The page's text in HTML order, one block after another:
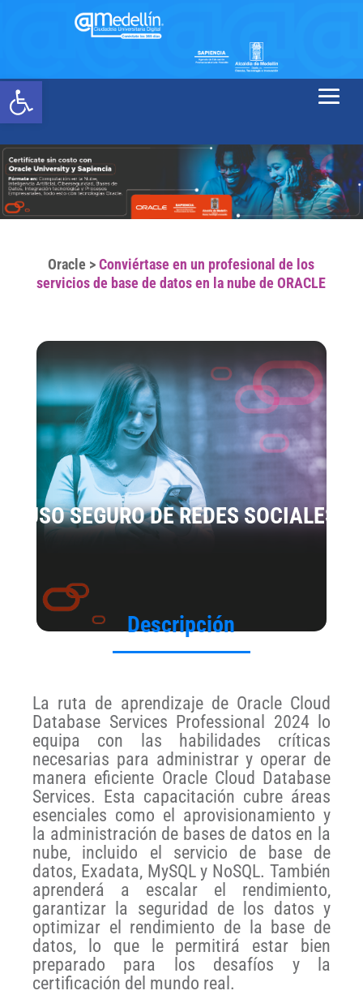
Abrir barra de herramientas
Oracle >Conviértase en un profesional de los
servicios de base de datos en la nube de ORACLE
USO SEGURO DE REDES SOCIALES
Descripción
La ruta de aprendizaje de Oracle Cloud
Database Services Professional 2024 lo
equipa con las habilidades críticas
necesarias para administrar y operar de
manera eficiente Oracle Cloud Database
Services. Esta capacitación cubre áreas
esenciales como el aprovisionamiento y
la administración de bases de datos en la
nube, incluido el servicio de base de
datos, Exadata, MySQL y NoSQL. También
aprenderá a escalar el rendimiento,
garantizar la seguridad de los datos y
optimizar el rendimiento de la base de
datos, lo que le permitirá estar bien
preparado para los desafíos y la
certificación del mundo real.